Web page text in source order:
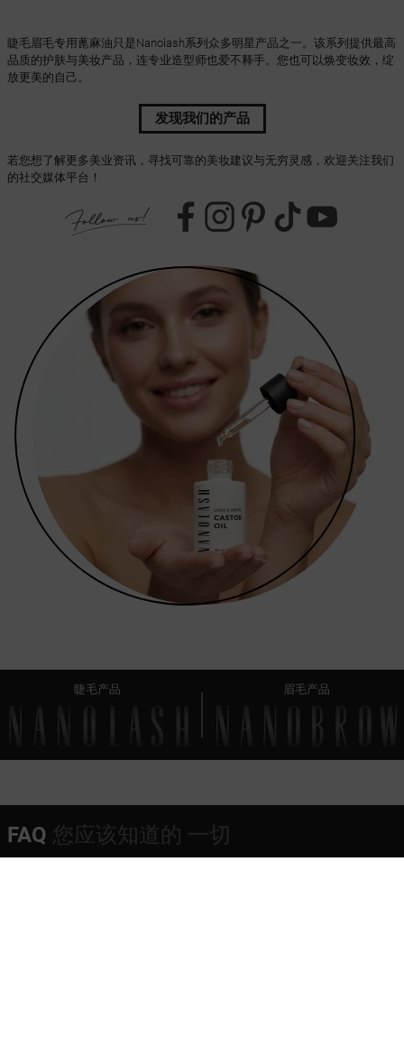
睫毛眉毛专用蓖麻油只是Nanolash系列众多明星产品之一。该系列提供最高
品质的护肤与美妆产品，连专业造型师也爱不释手。您也可以焕变妆效，绽
放更美的自己。
发现我们的产品
若您想了解更多美业资讯，寻找可靠的美妆建议与无穷灵感，欢迎关注我们
的社交媒体平台！
睫毛产品 眉毛产品
FAQ 您应该知道的 一切